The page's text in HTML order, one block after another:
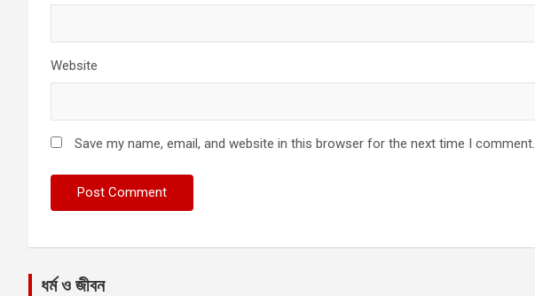
Website
Save my name, email, and website in this browser for the next time I comment.
ধর্ম ও জীবন